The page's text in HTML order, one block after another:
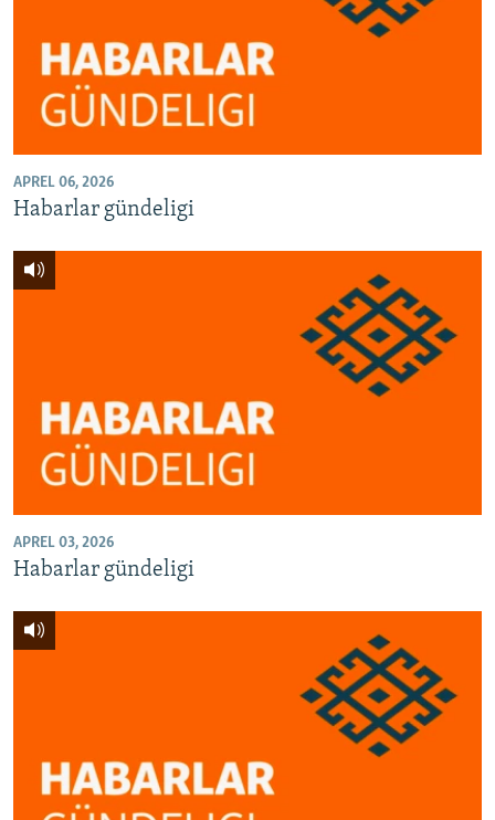
APREL 06, 2026
Habarlar gündeligi
APREL 03, 2026
Habarlar gündeligi